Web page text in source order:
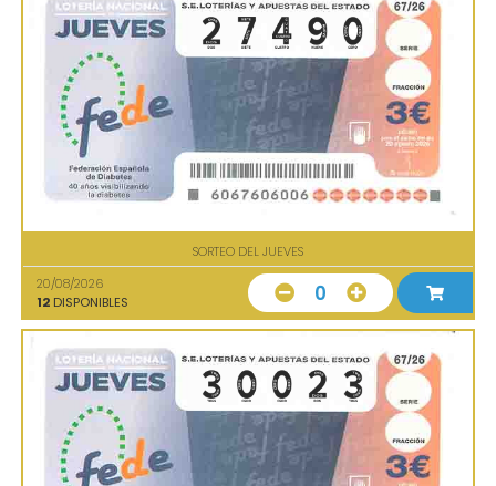
SORTEO DEL JUEVES
20/08/2026
12 DISPONIBLES 0